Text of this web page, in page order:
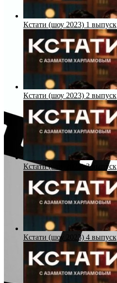
Кстати (шоу 2023) 1 выпуск
Кстати (шоу 2023) 2 выпуск
Кстати (шоу 2023) 3 выпуск
Кстати (шоу 2023) 4 выпуск